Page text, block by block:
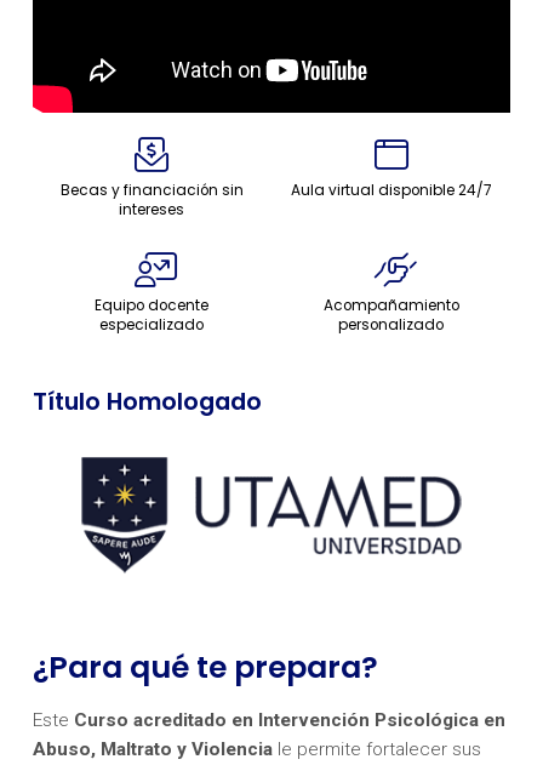
Becas y financiación sin
intereses
Aula virtual disponible 24/7
Equipo docente
especializado
Acompañamiento
personalizado
Título Homologado
¿Para qué te prepara?
Este Curso acreditado en Intervención Psicológica en
Abuso, Maltrato y Violenciale permite fortalecer sus